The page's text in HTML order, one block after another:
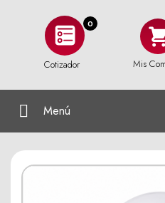
0
Cotizador Mis
Menú